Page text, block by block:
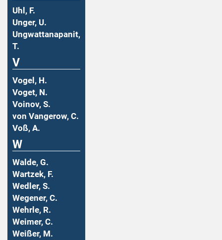
Uhl, F.
Unger, U.
Ungwattanapanit,
T.
V
Vogel, H.
Voget, N.
Voinov, S.
von Vangerow, C.
Voß, A.
W
Walde, G.
Wartzek, F.
Wedler, S.
Wegener, C.
Wehrle, R.
Weimer, C.
Weißer, M.